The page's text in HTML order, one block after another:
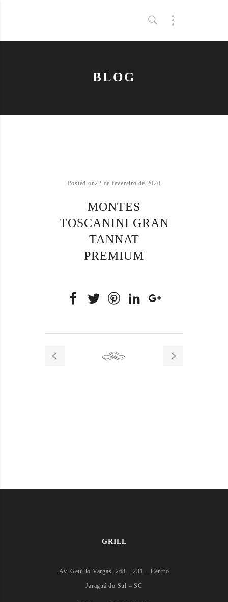
BLOG
Posted on22 de fevereiro de 2020
MONTES
TOSCANINI GRAN
TANNAT
PREMIUM
GRILL
Av. Getúlio Vargas, 268 – 231 – Centro
Jaraguá do Sul – SC